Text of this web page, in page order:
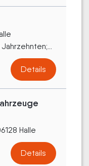
Details
Halle
Details